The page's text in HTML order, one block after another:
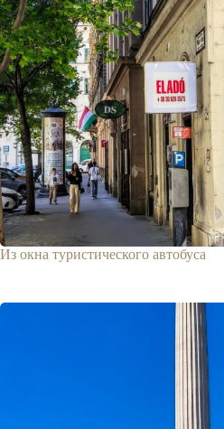
Из окна туристического автобуса